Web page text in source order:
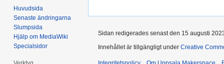
navigering
sök
Huvudsida
Senaste ändringarna
Slumpsida
Hjälp om MediaWiki
Specialsidor
Sidan redigerades senast den 15 augusti
Innehållet är tillgängligt under Creative